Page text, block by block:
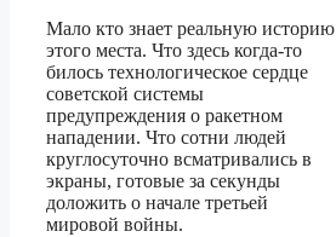
Мало кто знает реальную историю
этого места. Что здесь когда-то
билось технологическое сердце
советской системы
предупреждения о ракетном
нападении. Что сотни людей
круглосуточно всматривались в
экраны, готовые за секунды
доложить о начале третьей
мировой войны.